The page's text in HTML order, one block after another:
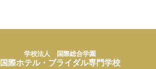
学校法人 国際総合学園
国際ホテル・ブライダル専門学校